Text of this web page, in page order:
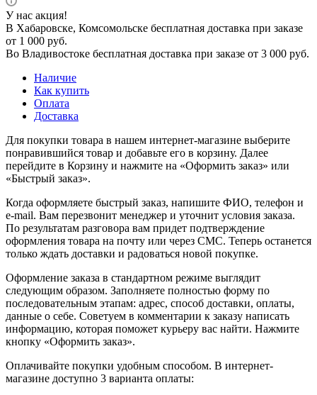
У нас акция!
В Хабаровске, Комсомольске бесплатная доставка при заказе
от 1 000 руб.
Во Владивостоке бесплатная доставка при заказе от 3 000 руб.
Наличие
Как купить
Оплата
Доставка
Для покупки товара в нашем интернет-магазине выберите
понравившийся товар и добавьте его в корзину. Далее
перейдите в Корзину и нажмите на «Оформить заказ» или
«Быстрый заказ».
Когда оформляете быстрый заказ, напишите ФИО, телефон и
e-mail. Вам перезвонит менеджер и уточнит условия заказа.
По результатам разговора вам придет подтверждение
оформления товара на почту или через СМС. Теперь останется
только ждать доставки и радоваться новой покупке.
Оформление заказа в стандартном режиме выглядит
следующим образом. Заполняете полностью форму по
последовательным этапам: адрес, способ доставки, оплаты,
данные о себе. Советуем в комментарии к заказу написать
информацию, которая поможет курьеру вас найти. Нажмите
кнопку «Оформить заказ».
Оплачивайте покупки удобным способом. В интернет-
магазине доступно 3 варианта оплаты: